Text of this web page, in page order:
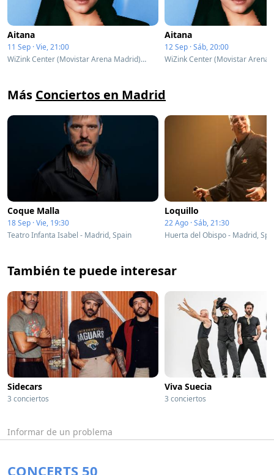
Aitana
11 Sep · Vie, 21:00
WiZink Center (Movistar Arena Madrid) - Complex - Madrid, Spain
Aitana
12 Sep · Sáb, 20:00
Más Conciertos en Madrid
Coque Malla
18 Sep · Vie, 19:30
Teatro Infanta Isabel - Madrid, Spain
Loquillo
22 Ago · Sáb, 21:30
Huerta del Obispo - Madrid,
También te puede interesar
Sidecars
3 conciertos
Viva Suecia
3 conciertos
Informar de un problema
CONCERTS 50